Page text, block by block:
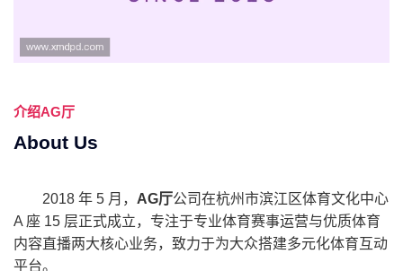
介绍AG厅
About Us
2018 年 5 月， AG厅公司在杭州市滨江区体育文化中心
A 座 15 层正式成立，专注于专业体育赛事运营与优质体育
内容直播两大核心业务，致力于为大众搭建多元化体育互动
平台。